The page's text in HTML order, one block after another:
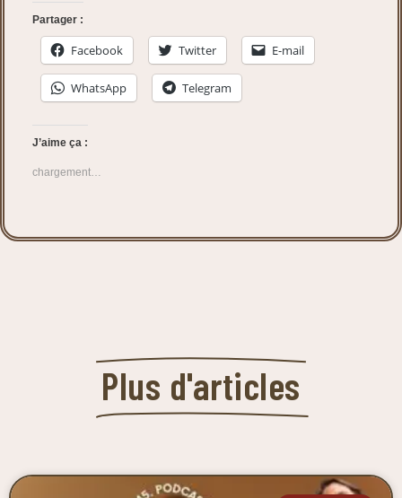
Partager :
Facebook Twitter E-mail
WhatsApp Telegram
J’aime ça :
chargement…
Plus d'articles